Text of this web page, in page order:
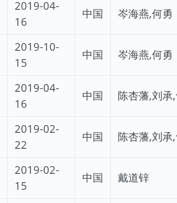
2019-04-
16
中国 岑海燕,何勇
2019-10-
15
中国 岑海燕,何勇
2019-04-
16
中国 陈杏藩,刘承
2019-02-
22
中国 陈杏藩,刘承
2019-02-
15
中国 戴道锌